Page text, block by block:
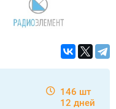
146 шт
12 дней